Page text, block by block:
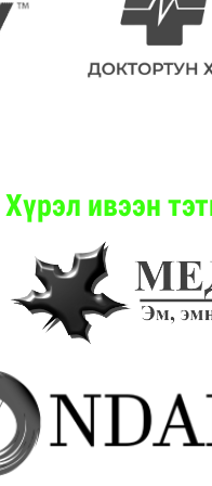
Хүрэл ивээн